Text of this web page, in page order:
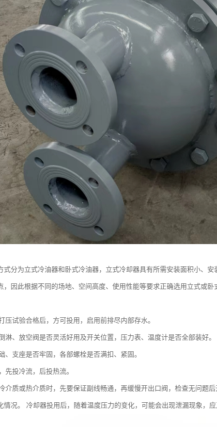
式分为立式冷油器和卧式冷油器，立式冷却器具有所需安装面积小、
，因此根据不同的场地、空间高度、使用性能等要求正确选用立式或
压试验合格后，方可投用，启用前排尽内部存水。
淋、放空阀是否灵活好用及开关位置，压力表、温度计是否全部装好。
、支座是否牢固，各部螺栓是否满扣、紧固。
先投冷流，后投热流。
介质或热介质时，先要保证副线畅通，再缓慢开出口阀，检查无问题
情况。 冷却器投用后，随着温度压力的变化，可能会出现泄漏现象，